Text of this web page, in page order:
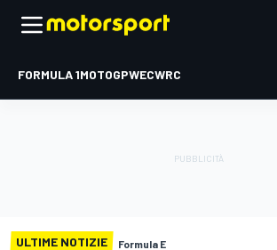
FORMULA 1MOTOGPWECWRC
ULTIME NOTIZIE Formula E